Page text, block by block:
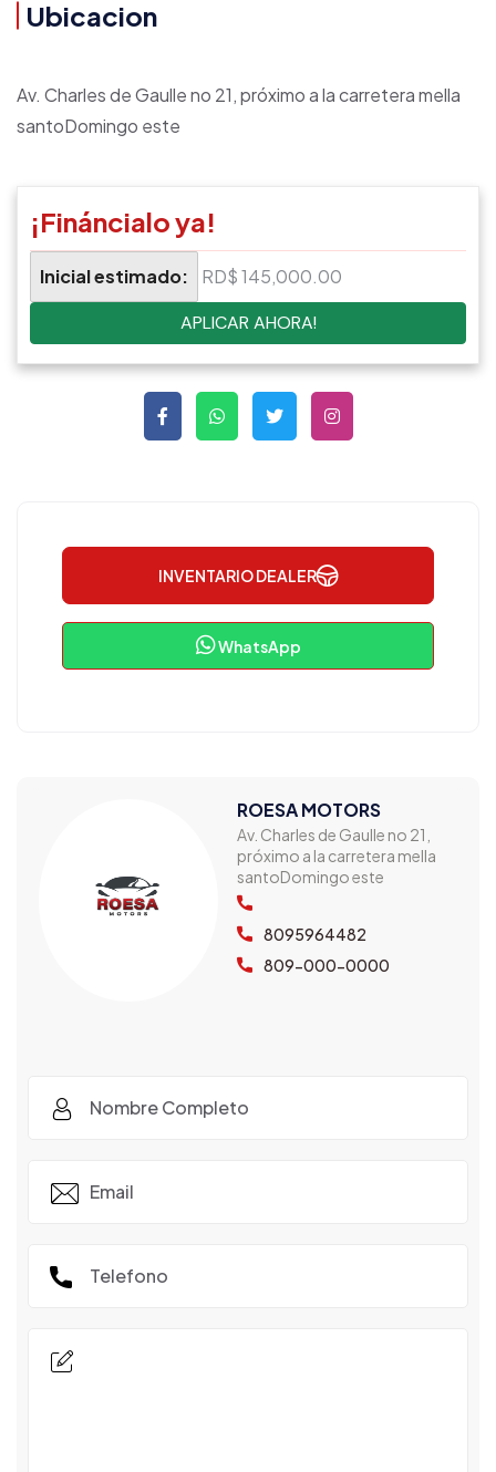
Ubicacion
Av. Charles de Gaulle no 21, próximo a la carretera mella
santoDomingo este
¡Fináncialo ya!
Inicial estimado:
RD$ 145,000.00
APLICAR AHORA!
INVENTARIO DEALER
WhatsApp
ROESA MOTORS
Av. Charles de Gaulle no 21,
próximo a la carretera mella
santoDomingo este
8095964482
809-000-0000